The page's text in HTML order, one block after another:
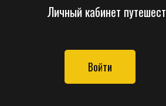
Личный кабинет
Войти